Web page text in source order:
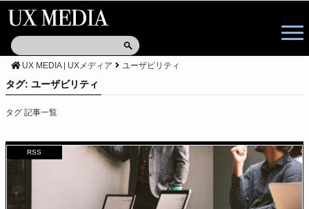
UX MEDIA | UXメディア ユーザビリティ
タグ: ユーザビリティ
タグ 記事一覧
RSS